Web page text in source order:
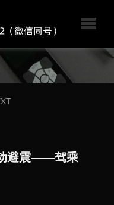
避震——驾乘